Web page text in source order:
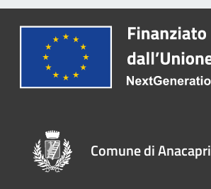
Comune di Anacapri